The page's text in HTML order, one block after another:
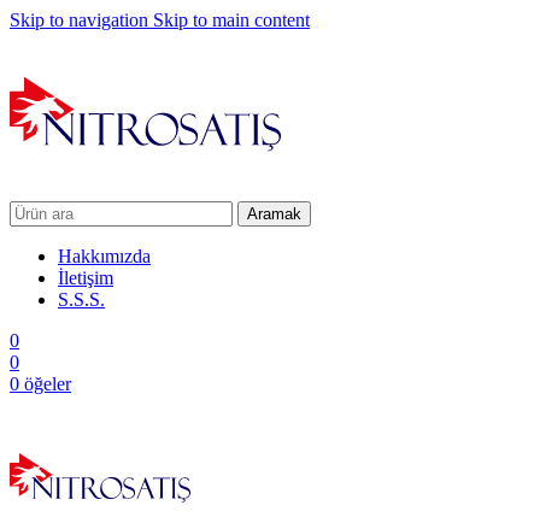
Skip to navigation Skip to main content
Aramak
Hakkımızda
İletişim
S.S.S.
0
0
0 öğeler